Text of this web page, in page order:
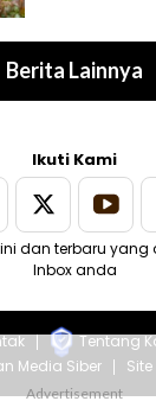
Berita Lainnya
Ikuti Kami
dan terbaru
Inbox anda
Tentang
Media Siber